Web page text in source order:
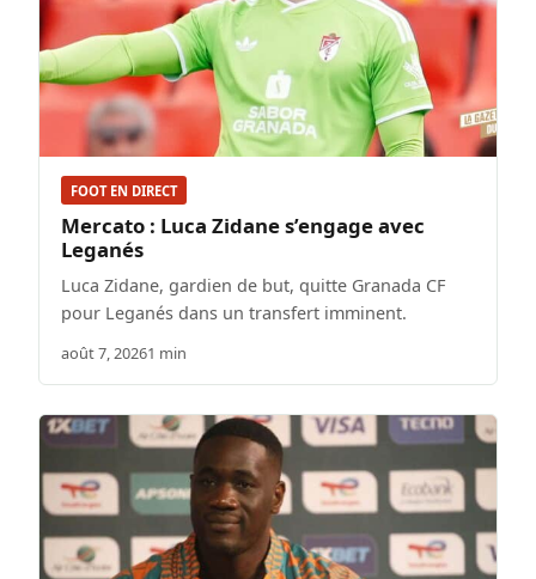
FOOT EN DIRECT
Mercato : Luca Zidane s’engage avec
Leganés
Luca Zidane, gardien de but, quitte Granada CF
pour Leganés dans un transfert imminent.
août 7, 20261 min